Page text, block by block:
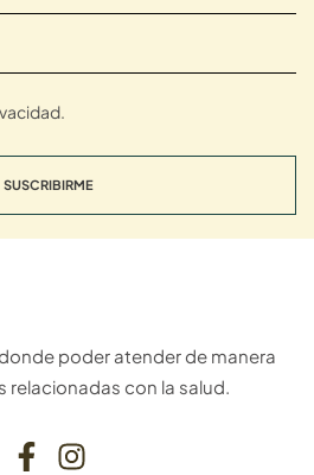
SUSCRIBIRME
poder atender de manera
relacionadas con la salud.